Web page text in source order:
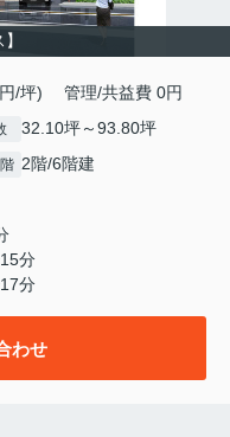
/坪) 管理/共益費 0円
32.10坪～93.80坪
2階/6階建
分
分
わせ